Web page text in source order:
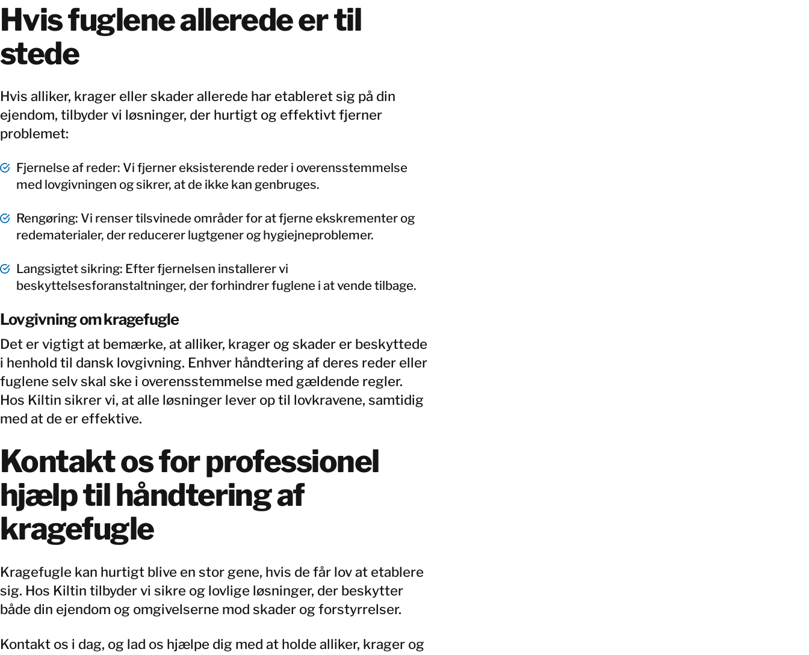
Hvis fuglene allerede er til
stede
Hvis alliker, krager eller skader allerede har etableret sig på din
ejendom, tilbyder vi løsninger, der hurtigt og effektivt fjerner
problemet:
Fjernelse af reder: Vi fjerner eksisterende reder i overensstemmelse
med lovgivningen og sikrer, at de ikke kan genbruges.
Rengøring: Vi renser tilsvinede områder for at fjerne ekskrementer og
redematerialer, der reducerer lugtgener og hygiejneproblemer.
Langsigtet sikring: Efter fjernelsen installerer vi
beskyttelsesforanstaltninger, der forhindrer fuglene i at vende tilbage.
Lovgivning om kragefugle
Det er vigtigt at bemærke, at alliker, krager og skader er beskyttede
i henhold til dansk lovgivning. Enhver håndtering af deres reder eller
fuglene selv skal ske i overensstemmelse med gældende regler.
Hos Kiltin sikrer vi, at alle løsninger lever op til lovkravene, samtidig
med at de er effektive.
Kontakt os for professionel
hjælp til håndtering af
kragefugle
Kragefugle kan hurtigt blive en stor gene, hvis de får lov at etablere
sig. Hos Kiltin tilbyder vi sikre og lovlige løsninger, der beskytter
både din ejendom og omgivelserne mod skader og forstyrrelser.
Kontakt os i dag, og lad os hjælpe dig med at holde alliker, krager og